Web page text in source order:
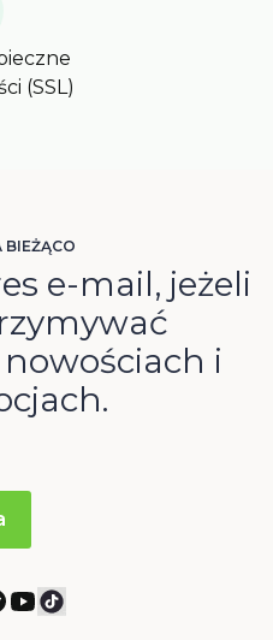
(SSL)
BIEŻĄCO
e-mail, jeżeli
i